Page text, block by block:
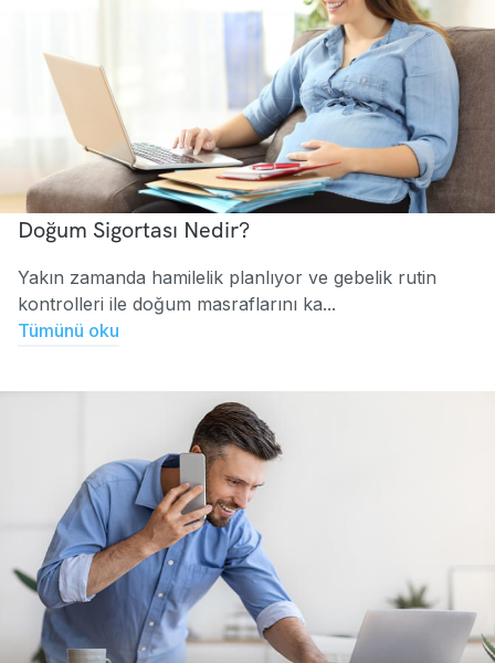
Doğum Sigortası Nedir?
Yakın zamanda hamilelik planlıyor ve gebelik rutin
kontrolleri ile doğum masraflarını ka...
Tümünü oku